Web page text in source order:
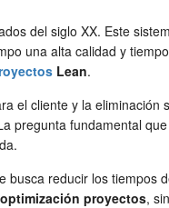
del siglo XX. Este
una alta calidad y
Lean.
el cliente y la eliminación
pregunta fundamental
reducir los tiempos
optimización proyectos,